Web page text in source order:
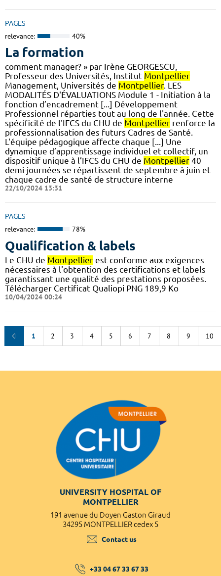
PAGES
relevance: 40%
La formation
comment manager? » par Irène GEORGESCU,
Professeur des Universités, Institut Montpellier
Management, Universités de Montpellier. LES
MODALITÉS D'ÉVALUATIONS Module 1 - Initiation à la
fonction d’encadrement [...] Développement
Professionnel réparties tout au long de l'année. Cette
spécificité de l'IFCS du CHU de Montpellier renforce la
professionnalisation des futurs Cadres de Santé.
L'équipe pédagogique affecte chaque [...] Une
dynamique d’apprentissage individuel et collectif, un
dispositif unique à l’IFCS du CHU de Montpellier 40
demi-journées se répartissent de septembre à juin et
chaque cadre de santé de structure interne
22/10/2024 13:31
PAGES
relevance: 78%
Qualification & labels
Le CHU de Montpellier est conforme aux exigences
nécessaires à l'obtention des certifications et labels
garantissant une qualité des prestations proposées.
Télécharger Certificat Qualiopi PNG 189,9 Ko
10/04/2024 00:24
1 2 3 4 5 6 7 8 9 10
UNIVERSITY HOSPITAL OF
MONTPELLIER
191 avenue du Doyen Gaston Giraud
34295 MONTPELLIER cedex 5
Contact us
+33 04 67 33 67 33